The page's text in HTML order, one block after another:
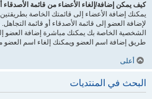
كيف يمكن إضافة/إلغاء الأعضاء من قائمة الأصدقاء
يمكنك إضافة الأعضاء إلى قائمتك الخاصة
لإضافة العضو إلى قائمة الأصدقاء أو قائمة
الشخصية الخاصة بك يمكنك مباشرة إضافة العضو
طريق إضافة اسم العضو ويمكنك إلغاء اسم
أعلى
البحث في المنتديات